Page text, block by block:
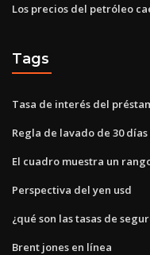
Los precios del petróleo
Tags
Tasa de interés del
Regla de lavado de 30
El cuadro muestra un
Perspectiva del yen usd
¿qué son las tasas de
Brent jones en línea